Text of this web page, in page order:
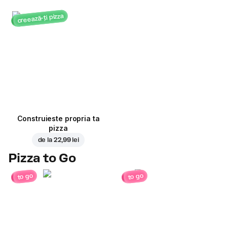
creează-ți pizza
Construieste propria ta
pizza
de la 22,99 lei
Pizza to Go
to go to go